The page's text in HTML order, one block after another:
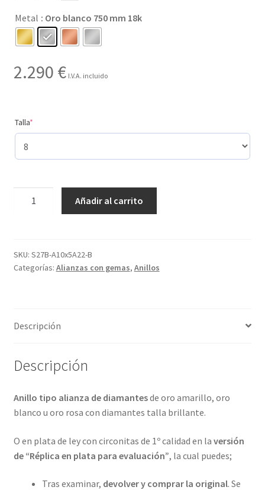
Metal : Oro blanco 750 mm 18k
2.290 € I.V.A. incluido
Talla*(required)
y
en
ref-
Añadir al carrito
SKU: S27B-A10x5A22-B
Categorías: Alianzas con gemas, Anillos
Descripción
Descripción
Anillo tipo alianza de diamantesde oro amarillo, oro
blanco u oro rosa con diamantes talla brillante.
O en plata de ley con circonitas de 1º calidad en la versión
de “Réplica en plata para evaluación”, la cual puedes;
Tras examinar, devolver y comprar la original. Se